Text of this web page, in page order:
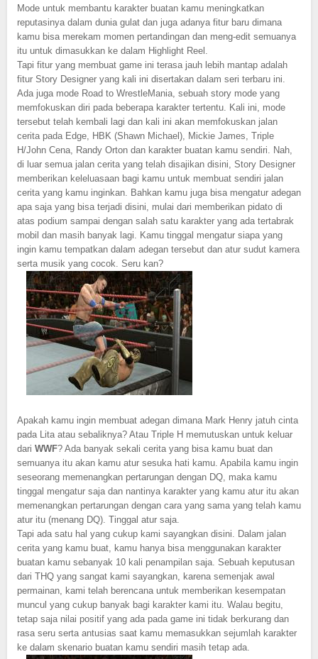
Mode untuk membantu karakter buatan kamu meningkatkan
reputasinya dalam dunia gulat dan juga adanya fitur baru dimana
kamu bisa merekam momen pertandingan dan meng-edit semuanya
itu untuk dimasukkan ke dalam Highlight Reel.
Tapi fitur yang membuat game ini terasa jauh lebih mantap adalah
fitur Story Designer yang kali ini disertakan dalam seri terbaru ini.
Ada juga mode Road to WrestleMania, sebuah story mode yang
memfokuskan diri pada beberapa karakter tertentu. Kali ini, mode
tersebut telah kembali lagi dan kali ini akan memfokuskan jalan
cerita pada Edge, HBK (Shawn Michael), Mickie James, Triple
H/John Cena, Randy Orton dan karakter buatan kamu sendiri. Nah,
di luar semua jalan cerita yang telah disajikan disini, Story Designer
memberikan keleluasaan bagi kamu untuk membuat sendiri jalan
cerita yang kamu inginkan. Bahkan kamu juga bisa mengatur adegan
apa saja yang bisa terjadi disini, mulai dari memberikan pidato di
atas podium sampai dengan salah satu karakter yang ada tertabrak
mobil dan masih banyak lagi. Kamu tinggal mengatur siapa yang
ingin kamu tempatkan dalam adegan tersebut dan atur sudut kamera
serta musik yang cocok. Seru kan?
Apakah kamu ingin membuat adegan dimana Mark Henry jatuh cinta
pada Lita atau sebaliknya? Atau Triple H memutuskan untuk keluar
dari WWF? Ada banyak sekali cerita yang bisa kamu buat dan
semuanya itu akan kamu atur sesuka hati kamu. Apabila kamu ingin
seseorang memenangkan pertarungan dengan DQ, maka kamu
tinggal mengatur saja dan nantinya karakter yang kamu atur itu akan
memenangkan pertarungan dengan cara yang sama yang telah kamu
atur itu (menang DQ). Tinggal atur saja.
Tapi ada satu hal yang cukup kami sayangkan disini. Dalam jalan
cerita yang kamu buat, kamu hanya bisa menggunakan karakter
buatan kamu sebanyak 10 kali penampilan saja. Sebuah keputusan
dari THQ yang sangat kami sayangkan, karena semenjak awal
permainan, kami telah berencana untuk memberikan kesempatan
muncul yang cukup banyak bagi karakter kami itu. Walau begitu,
tetap saja nilai positif yang ada pada game ini tidak berkurang dan
rasa seru serta antusias saat kamu memasukkan sejumlah karakter
ke dalam skenario buatan kamu sendiri masih tetap ada.